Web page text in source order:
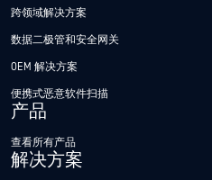
跨领域解决方案
数据二极管和安全网关
OEM 解决方案
便携式恶意软件扫描
产品
查看所有产品
解决方案